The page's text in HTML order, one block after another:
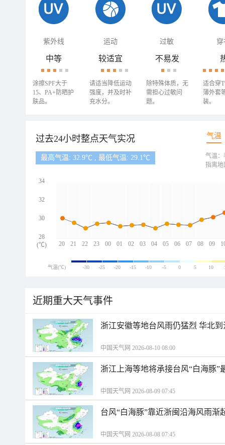
紫外线 运动 过敏 穿
中等
涂擦SPF大于
15、PA+防晒护
肤品。
较适宜
请适当降低运动
强度，并及时补
充水分。
不易发
除特殊体质，无
需担心过敏问
题。
适合穿
薄外套
装。
过去24小时整点天气实况 气温
最高气温: 32.9℃ , 最低气温: 29.1℃
20 21 22 23 00 01 02 03 04 05 06 07 08 09
34
32
30
28
(℃)
气温：
指离地
气温(℃) -30 -25 -20 -15 -10 -5 0 5 10
近期重大天气事件
浙江安徽等地台风雨仍猛烈 华北
中国天气网 2026-08-10 08:00
浙江上海等地将承接台风“白海豚”
中国天气网 2026-08-09 07:45
台风“白海豚”靠近浙闽沿海风雨渐
中国天气网 2026-08-08 07:45